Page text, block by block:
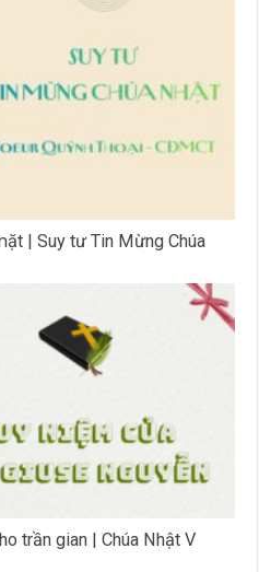
| Suy tư Tin Mừng Chúa
trần gian | Chúa Nhật V